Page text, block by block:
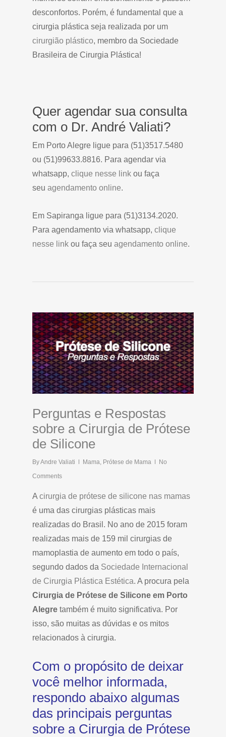
desconfortos. Porém, é fundamental que a
cirurgia plástica seja realizada por um
cirurgião plástico, membro da Sociedade
Brasileira de Cirurgia Plástica!
Quer agendar sua consulta
com o Dr. André Valiati?
Em Porto Alegre ligue para (51)3517.5480
ou (51)99633.8816. Para agendar via
whatsapp, clique nesse link ou faça
seu agendamento online.
Em Sapiranga ligue para (51)3134.2020.
Para agendamento via whatsapp, clique
nesse link ou faça seu agendamento online.
Perguntas e Respostas
sobre a Cirurgia de Prótese
de Silicone
ByAndre Valiati Mama, Prótese de Mama
No
Comments
A cirurgia de prótese de silicone nas mamas
é uma das cirurgias plásticas mais
realizadas do Brasil. No ano de 2015 foram
realizadas mais de 159 mil cirurgias de
mamoplastia de aumento em todo o país,
segundo dados da Sociedade Internacional
de Cirurgia Plástica Estética. A procura pela
Cirurgia de Prótese de Silicone em Porto
Alegre também é muito significativa. Por
isso, são muitas as dúvidas e os mitos
relacionados à cirurgia.
Com o propósito de deixar
você melhor informada,
respondo abaixo algumas
das principais perguntas
sobre a Cirurgia de Prótese